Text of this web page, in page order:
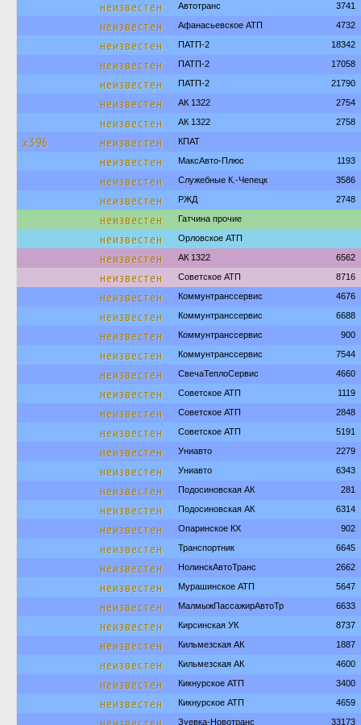
неизвестен Автотранс 3741
неизвестен Афанасьевское АТП 4732
неизвестен ПАТП-2 18342
неизвестен ПАТП-2 17058
неизвестен ПАТП-2 21790
неизвестен АК 1322 2754
неизвестен АК 1322 2758
х396 неизвестен КПАТ
неизвестен МаксАвто-Плюс 1193
неизвестен Служебные К.-Чепецк 3586
неизвестен РЖД 2748
неизвестен Гатчина прочие
неизвестен Орловское АТП
неизвестен АК 1322 6562
неизвестен Советское АТП 8716
неизвестен Коммунтранссервис 4676
неизвестен Коммунтранссервис 6688
неизвестен Коммунтранссервис 900
неизвестен Коммунтранссервис 7544
неизвестен СвечаТеплоСервис 4660
неизвестен Советское АТП 1119
неизвестен Советское АТП 2848
неизвестен Советское АТП 5191
неизвестен Униавто 2279
неизвестен Униавто 6343
неизвестен Подосиновская АК 281
неизвестен Подосиновская АК 6314
неизвестен Опаринское КХ 902
неизвестен Транспортник 6645
неизвестен НолинскАвтоТранс 2662
неизвестен Мурашинское АТП 5647
неизвестен МалмыжПассажирАвтоТр 6633
неизвестен Кирсинская УК 8737
неизвестен Кильмезская АК 1887
неизвестен Кильмезская АК 4600
неизвестен Кикнурское АТП 3400
неизвестен Кикнурское АТП 4659
Зуевка-Новотранс 33173